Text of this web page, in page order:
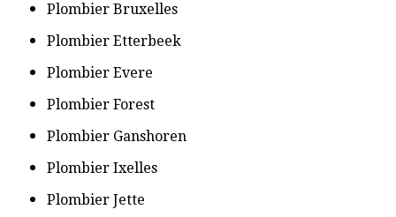
​Plombier Bruxelles
​Plombier Etterbeek
​Plombier Evere
​Plombier Forest
​Plombier Ganshoren
​Plombier Ixelles
​Plombier Jette